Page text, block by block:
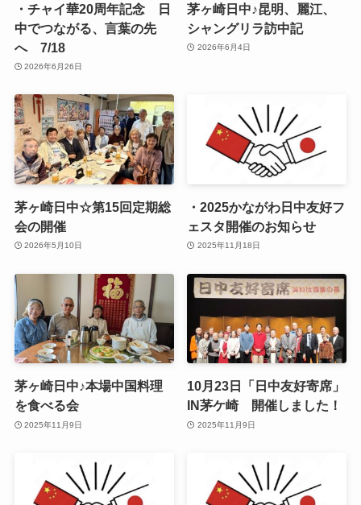
・チャイ華20周年記念 日
中でつながる、言葉の先
へ 7/18
2026年6月26日
茅ヶ崎日中♪昆明、麗江、
シャングリラ訪中記
2026年6月4日
茅ヶ崎日中☆第15回定期総
会の開催
2026年5月10日
・2025かながわ日中友好フ
ェスタ開催のお知らせ
2025年11月18日
茅ヶ崎日中♪本場中国料理
を食べる会
2025年11月9日
10月23日「日中友好寄席」
IN茅ケ崎 開催しました！
2025年11月9日